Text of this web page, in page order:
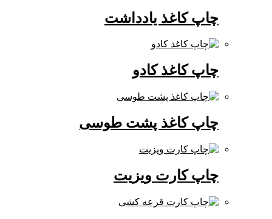
چاپ کاغذ یادداشت
چاپ کاغذ کادو
چاپ کاغذ پشت طوسی
چاپ کارت ویزیت